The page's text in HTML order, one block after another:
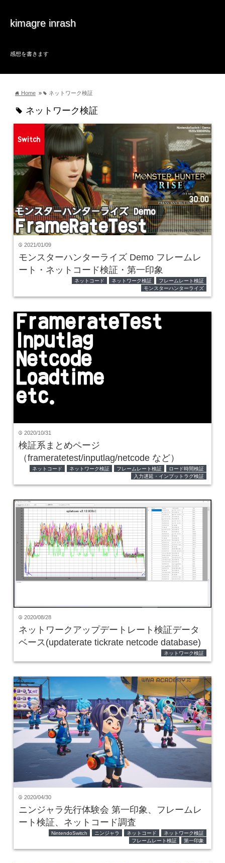
kimagre inrash
感想を書きます
home Home » tag ネットワーク検証
tag ネットワーク検証
time 2021/01/09
モンスターハンターライズ Demo フレームレ
ート・ネットコード検証・第一印象
ネットコード ネットワーク検証
フレームレート検証
モンスターハンターライズ
time 2020/10/31
検証系まとめページ
（frameratetest/inputlag/netcode など）
ネットコード ネットワーク検証 フレームレート検証
ロード時間検証
入力遅延・インプットラグ検証
time 2020/08/28
ネットワークアップデートレート検証データ
ベース(updaterate tickrate netcode database)
ネットワーク検証
time 2020/04/30
ニンジャラ先行体験会 第一印象、フレームレ
ート検証、ネットコード調査
NintendoSwitch ニンジャラ ネットコード
ネットワーク検証
フレームレート検証
第一印象